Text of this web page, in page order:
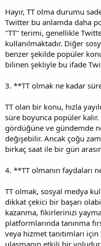
Hayır, TT olma durumu
Twitter bu anlamda daha
"TT" terimi, genellikle
kullanılmaktadır. Diğer
benzer şekilde popüler
bilinen şekliyle bu ifade
3. **TT olmak ne kadar
TT olan bir konu, hızla
süre boyunca popüler
gördüğüne ve gündemde
değişebilir. Ancak çoğu
birkaç saat ile bir gün
4. **TT olmanın faydaları
TT olmak, sosyal medya
dikkat çekici bir başarı
kazanma, fikirlerinizi
platformlarında tanınma
veya hizmet tanıtımları
ulaşmanın etkili bir yoludur.